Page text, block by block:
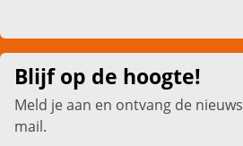
Blijf op de hoogte!
Meld je aan en ontvang de
mail.